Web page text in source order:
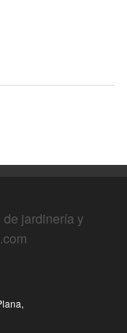
jardinería y